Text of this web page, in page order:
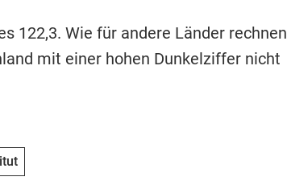
122,3. Wie für andere Länder rechnen
mit einer hohen Dunkelziffer nicht